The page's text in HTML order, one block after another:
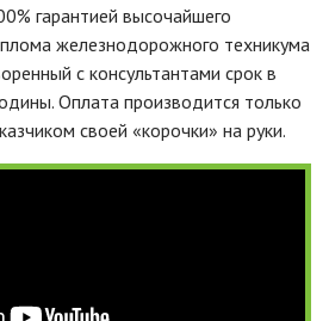
гарантией высочайшего
железнодорожного техникума
с консультантами срок в
Оплата производится только
своей «корочки» на руки.